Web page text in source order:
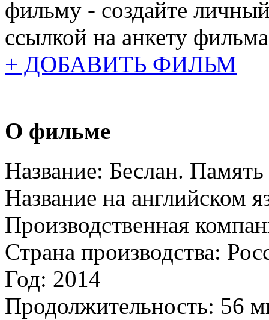
фильму - создайте
ссылкой на анкету
+ ДОБАВИТЬ ФИЛЬМ
О фильме
Название: Беслан. Память
Название на английском
Производственная
Страна производства:
Год: 2014
Продолжительность: 56